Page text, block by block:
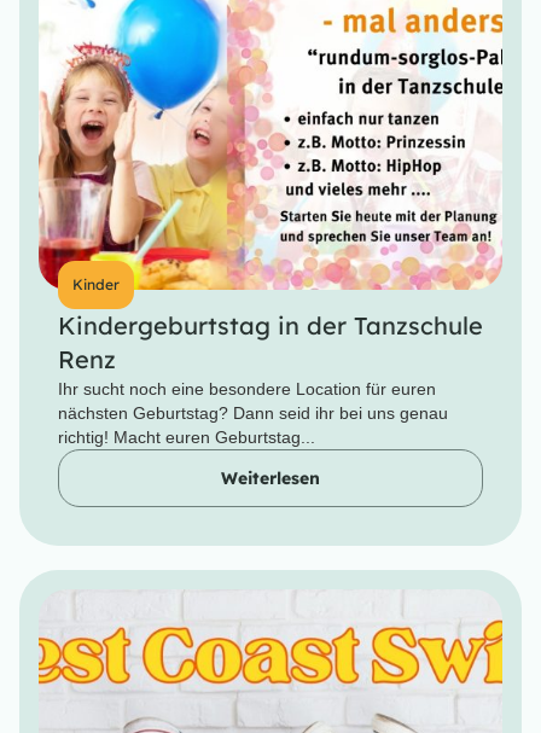
Kinder
Kindergeburtstag in der Tanzschule
Renz
Ihr sucht noch eine besondere Location für euren
nächsten Geburtstag? Dann seid ihr bei uns genau
richtig! Macht euren Geburtstag...
Weiterlesen